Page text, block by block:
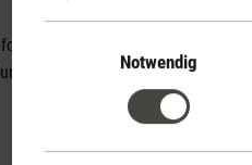
Notwendig
rund um das Thema
hat. Auf unserer